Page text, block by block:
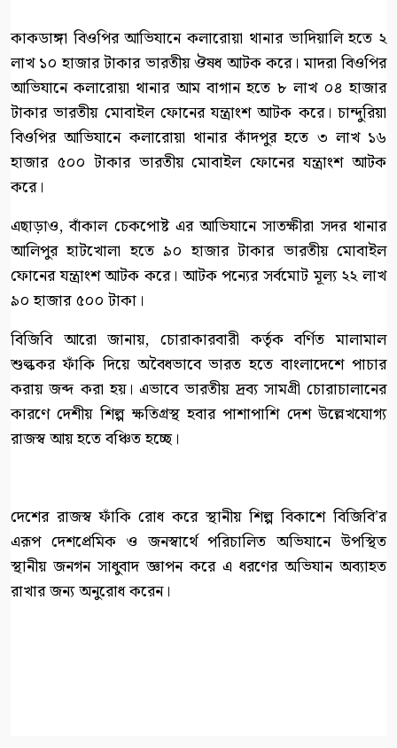
কাকডাঙ্গা বিওপির আভিযানে কলারোয়া থানার ভাদিয়ালি হতে ২
লাখ ১০ হাজার টাকার ভারতীয় ঔষধ আটক করে। মাদরা বিওপির
আভিযানে কলারোয়া থানার আম বাগান হতে ৮ লাখ ০৪ হাজার
টাকার ভারতীয় মোবাইল ফোনের যন্ত্রাংশ আটক করে। চান্দুরিয়া
বিওপির আভিযানে কলারোয়া থানার কাঁদপুর হতে ৩ লাখ ১৬
হাজার ৫০০ টাকার ভারতীয় মোবাইল ফোনের যন্ত্রাংশ আটক
করে।
এছাড়াও, বাঁকাল চেকপোষ্ট এর আভিযানে সাতক্ষীরা সদর থানার
আলিপুর হাটখোলা হতে ৯০ হাজার টাকার ভারতীয় মোবাইল
ফোনের যন্ত্রাংশ আটক করে। আটক পন্যের সর্বমোট মূল্য ২২ লাখ
৯০ হাজার ৫০০ টাকা।
বিজিবি আরো জানায়, চোরাকারবারী কর্তৃক বর্ণিত মালামাল
শুল্ককর ফাঁকি দিয়ে অবৈধভাবে ভারত হতে বাংলাদেশে পাচার
করায় জব্দ করা হয়। এভাবে ভারতীয় দ্রব্য সামগ্রী চোরাচালানের
কারণে দেশীয় শিল্প ক্ষতিগ্রস্থ হবার পাশাপাশি দেশ উল্লেখযোগ্য
রাজস্ব আয় হতে বঞ্চিত হচ্ছে।
দেশের রাজস্ব ফাঁকি রোধ করে স্থানীয় শিল্প বিকাশে বিজিবি’র
এরূপ দেশপ্রেমিক ও জনস্বার্থে পরিচালিত অভিযানে উপস্থিত
স্থানীয় জনগন সাধুবাদ জ্ঞাপন করে এ ধরণের অভিযান অব্যাহত
রাখার জন্য অনুরোধ করেন।